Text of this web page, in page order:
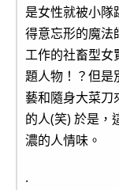
是女性就被小隊
得意忘形的魔法
工作的社畜型女
題人物！？但是
藝和隨身大菜刀
的人(笑) 於是，
濃的人情味。
.